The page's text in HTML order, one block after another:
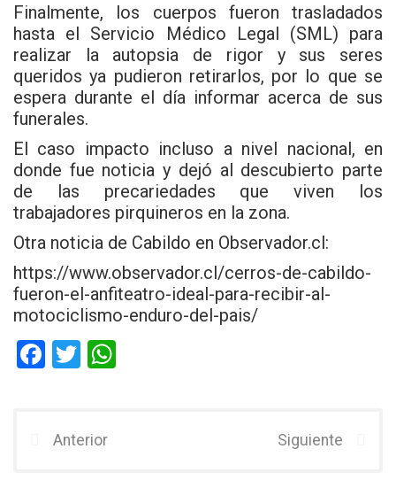
Finalmente, los cuerpos fueron trasladados
hasta el Servicio Médico Legal (SML) para
realizar la autopsia de rigor y sus seres
queridos ya pudieron retirarlos, por lo que se
espera durante el día informar acerca de sus
funerales.
El caso impacto incluso a nivel nacional, en
donde fue noticia y dejó al descubierto parte
de las precariedades que viven los
trabajadores pirquineros en la zona.
Otra noticia de Cabildo en Observador.cl:
https://www.observador.cl/cerros-de-cabildo-
fueron-el-anfiteatro-ideal-para-recibir-al-
motociclismo-enduro-del-pais/
F
b
T
er
Anterior Siguiente